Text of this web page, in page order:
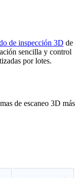
de inspección 3D de
sencilla y control
por lotes.
de escaneo 3D más